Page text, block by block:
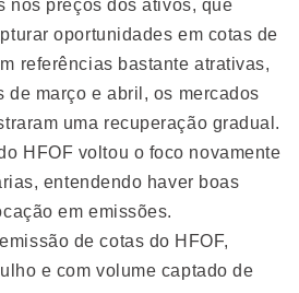
nos preços dos ativos, que
oportunidades em cotas de
referências bastante atrativas,
de março e abril, os mercados
uma recuperação gradual.
HFOF voltou o foco novamente
entendendo haver boas
em emissões.
de cotas do HFOF,
e com volume captado de